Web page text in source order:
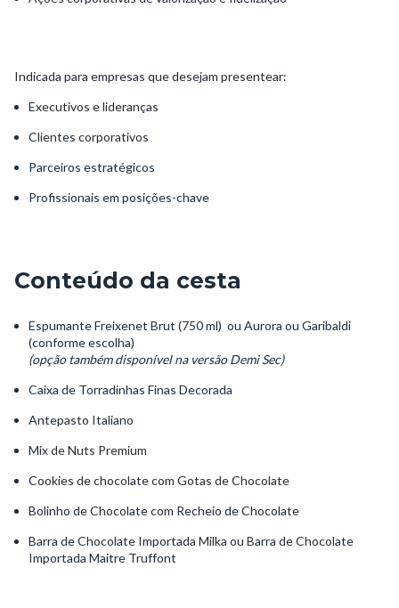
Indicada para empresas que desejam presentear:
Executivos e lideranças
Clientes corporativos
Parceiros estratégicos
Profissionais em posições-chave
Conteúdo da cesta
Espumante Freixenet Brut (750 ml) ou Aurora ou Garibaldi
(conforme escolha)
(opção também disponível na versão Demi Sec)
Caixa de Torradinhas Finas Decorada
Antepasto Italiano
Mix de Nuts Premium
Cookies de chocolate com Gotas de Chocolate
Bolinho de Chocolate com Recheio de Chocolate
Barra de Chocolate Importada Milka ou Barra de Chocolate
Importada Maitre Truffont